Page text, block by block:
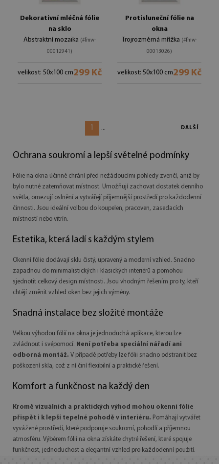
Dekorativní mléčná fólie
na sklo
Abstraktní mozaika (#fmw-
00012941)
velikost: 50x100 cm299 Kč
Protisluneční fólie na
okna
Trojrozměrná mřížka (#fmw-
00013026)
velikost: 50x100 cm299 Kč
1 ... DALŠÍ
Ochrana soukromí a lepší světelné podmínky
Fólie na okna účinně chrání před nežádoucími pohledy zvenčí, aniž by
bylo nutné zatemňovat místnost. Umožňují zachovat dostatek denního
světla, omezují oslnění a vytvářejí příjemnější prostředí pro každodenní
činnosti. Jsou ideální volbou do koupelen, pracoven, zasedacích
místností nebo vitrín.
Estetika, která ladí s každým stylem
Okenní fólie dodávají sklu čistý, upravený a moderní vzhled. Snadno
zapadnou do minimalistických i klasických interiérů a pomohou
sjednotit celkový design místnosti. Jsou vhodným řešením pro ty, kteří
chtějí změnit vzhled oken bez jejich výměny.
Snadná instalace bez složité montáže
Velkou výhodou fólií na okna je jednoduchá aplikace, kterou lze
zvládnout i svépomocí. Není potřeba speciální nářadí ani
odborná montáž. V případě potřeby lze fólii snadno odstranit bez
poškození skla, což z ní činí flexibilní a praktické řešení.
Komfort a funkčnost na každý den
Kromě vizuálních a praktických výhod mohou okenní fólie
přispět i k lepší tepelné pohodě v interiéru. Pomáhají vytvářet
vyvážené prostředí, které podporuje soukromí, pohodlí a příjemnou
atmosféru. Výběrem fólií na okna získáte chytré řešení, které spojuje
funkčnost, jednoduchost a elegantní vzhled pro každodenní použití.